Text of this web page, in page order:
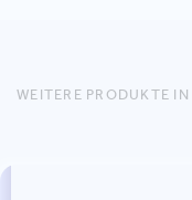
WEITERE PRODUKTE